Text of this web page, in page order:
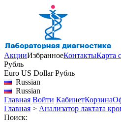
АкцииИзбранноеКонтактыКарта
Рубль
Euro US Dollar Рубль
Russian
Russian
Главная Войти КабинетКорзина
Главная > Анализатор лактата
Поиск: